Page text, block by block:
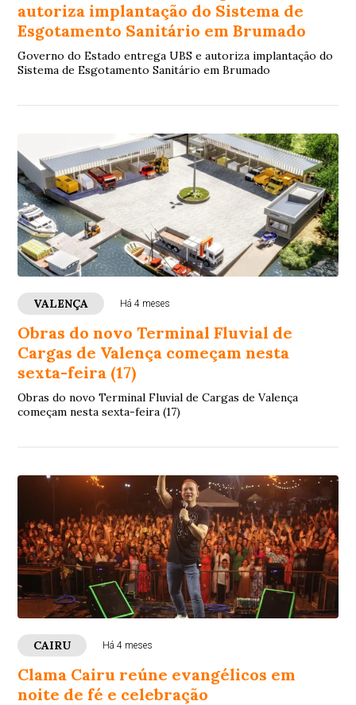
autoriza implantação do Sistema de
Esgotamento Sanitário em Brumado
Governo do Estado entrega UBS e autoriza implantação do
Sistema de Esgotamento Sanitário em Brumado
VALENÇA Há 4 meses
Obras do novo Terminal Fluvial de
Cargas de Valença começam nesta
sexta-feira (17)
Obras do novo Terminal Fluvial de Cargas de Valença
começam nesta sexta-feira (17)
CAIRU Há 4 meses
Clama Cairu reúne evangélicos em
noite de fé e celebração